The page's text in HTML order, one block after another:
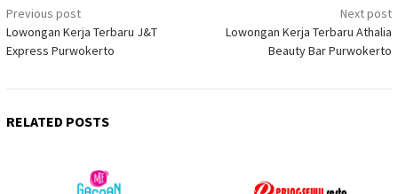
Post
navigation
Previous post
Lowongan Kerja Terbaru J&T
Express Purwokerto
Next post
Lowongan Kerja Terbaru Athalia
Beauty Bar Purwokerto
RELATED POSTS